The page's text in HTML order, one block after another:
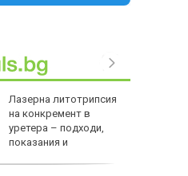
Лазерна литотрипсия
на конкремент в
уретера – подходи,
показания и